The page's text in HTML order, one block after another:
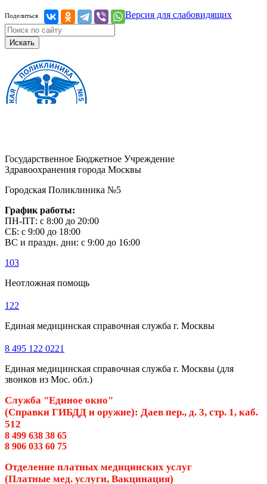
Поделиться Версия для слабовидящих
Искать
Государственное Бюджетное Учреждение
Здравоохранения города Москвы
Городская Поликлиника №5
График работы:
ПН-ПТ: с 8:00 до 20:00
СБ: с 9:00 до 18:00
ВС и праздн. дни: с 9:00 до 16:00
103
Неотложная помощь
122
Единая медицинская справочная служба г. Москвы
8 495 122 0221
Единая медицинская справочная служба г. Москвы (для
звонков из Мос. обл.)
Служба "Единое окно"
(Справки ГИБДД и оружие): Даев пер., д. 3, стр. 1, каб.
512
8 499 638 38 65
8 906 033 60 75
Отделение платных медицинских услуг
(Платные мед. услуги, Вакцинация)